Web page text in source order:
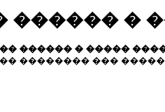
������ �
������ � �����
�������� ���